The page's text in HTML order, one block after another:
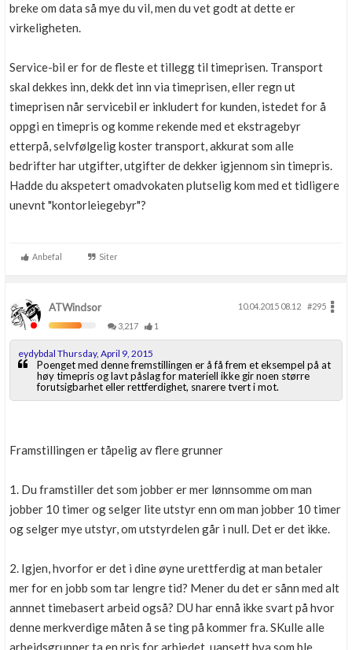
breke om data så mye du vil, men du vet godt at dette er
virkeligheten.
Service-bil er for de fleste et tillegg til timeprisen. Transport
skal dekkes inn, dekk det inn via timeprisen, eller regn ut
timeprisen når servicebil er inkludert for kunden, istedet for å
oppgi en timepris og komme rekende med et ekstragebyr
etterpå, selvfølgelig koster transport, akkurat som alle
bedrifter har utgifter, utgifter de dekker igjennom sin timepris.
Hadde du akspetert omadvokaten plutselig kom med et tidligere
unevnt "kontorleiegebyr"?
Anbefal Siter
ATWindsor 10.04.2015 08.12
#295
3,217
1
eydybdal Thursday, April 9, 2015
Poenget med denne fremstillingen er å få frem et eksempel på at
høy timepris og lavt påslag for materiell ikke gir noen større
forutsigbarhet eller rettferdighet, snarere tvert i mot.
Framstillingen er tåpelig av flere grunner
1. Du framstiller det som jobber er mer lønnsomme om man
jobber 10 timer og selger lite utstyr enn om man jobber 10 timer
og selger mye utstyr, om utstyrdelen går i null. Det er det ikke.
2. Igjen, hvorfor er det i dine øyne urettferdig at man betaler
mer for en jobb som tar lengre tid? Mener du det er sånn med alt
annnet timebasert arbeid også? DU har ennå ikke svart på hvor
denne merkverdige måten å se ting på kommer fra. SKulle alle
arbeidsgrupper ta en pris for arbiedet, uansett hva som ble